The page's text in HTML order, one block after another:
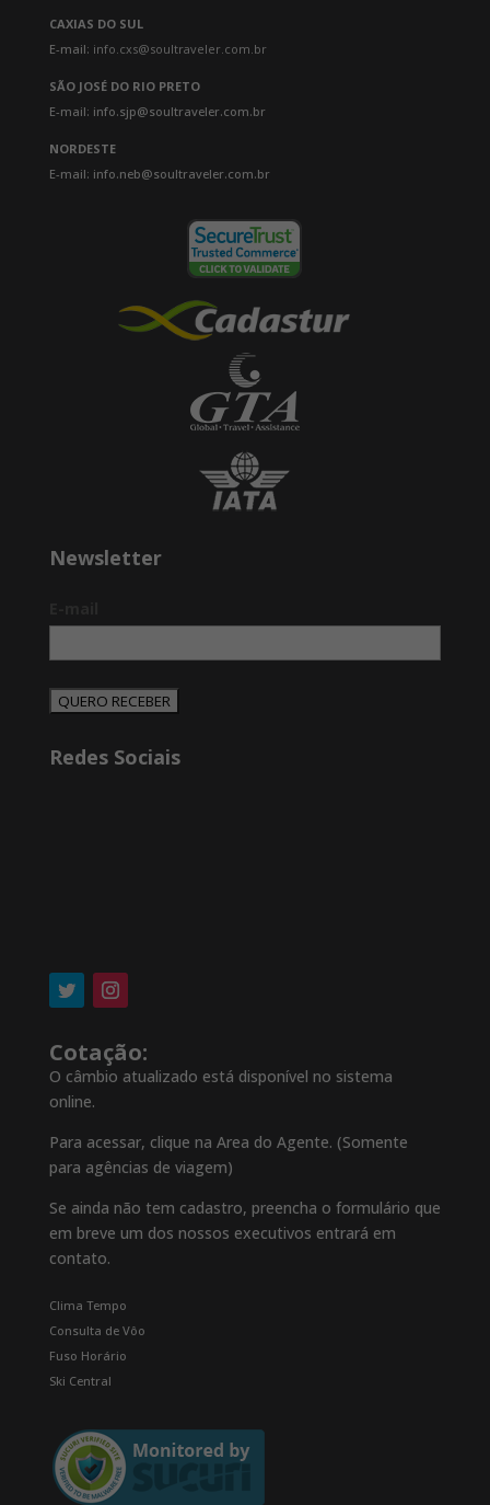
CAXIAS DO SUL
E-mail: info.cxs@soultraveler.com.br
SÃO JOSÉ DO RIO PRETO
E-mail: info.sjp@soultraveler.com.br
NORDESTE
E-mail: info.neb@soultraveler.com.br
Newsletter
QUERO RECEBER
Redes Sociais
Cotação:
O câmbio atualizado está disponível no sistema
online.
Para acessar, clique na Area do Agente. (Somente
para agências de viagem)
Se ainda não tem cadastro, preencha o formulário que
em breve um dos nossos executivos entrará em
contato.
Clima Tempo
Consulta de Vôo
Fuso Horário
Ski Central